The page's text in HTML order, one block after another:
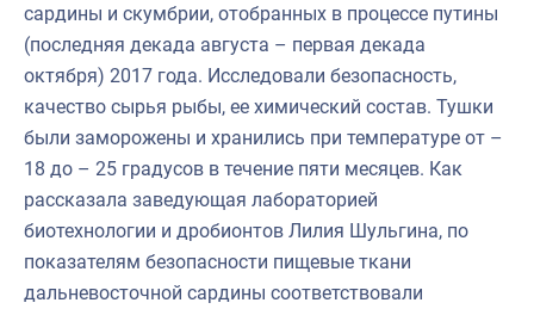
События в России и мире
сардины и скумбрии, отобранных в процессе путины
(последняя декада августа – первая декада
октября) 2017 года. Исследовали безопасность,
качество сырья рыбы, ее химический состав. Тушки
были заморожены и хранились при температуре от –
18 до – 25 градусов в течение пяти месяцев. Как
рассказала заведующая лабораторией
биотехнологии и дробионтов Лилия Шульгина, по
показателям безопасности пищевые ткани
дальневосточной сардины соответствовали